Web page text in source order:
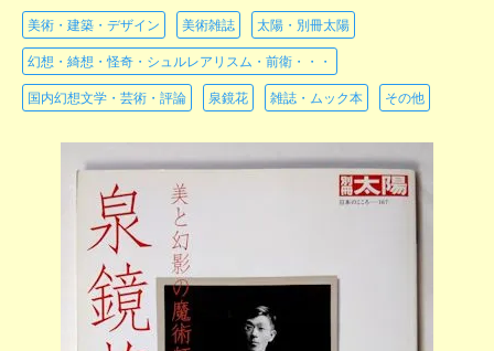
美術・建築・デザイン 美術雑誌 太陽・別冊太陽
幻想・綺想・怪奇・シュルレアリスム・前衛・・・
国内幻想文学・芸術・評論 泉鏡花 雑誌・ムック本 その他